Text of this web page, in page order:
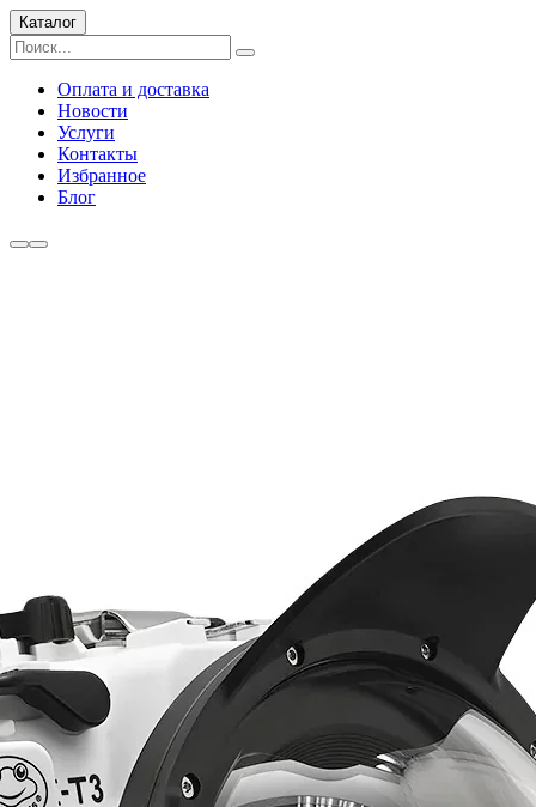
Каталог
Оплата и доставка
Новости
Услуги
Контакты
Избранное
Блог
Студийный свет